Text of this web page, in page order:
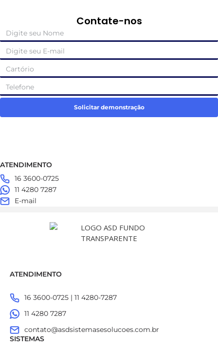
Contate-nos
Solicitar demonstração
ATENDIMENTO
16 3600-0725
11 4280 7287
E-mail
ATENDIMENTO
16 3600-0725 | 11 4280-7287
11 4280 7287
contato@asdsistemasesolucoes.com.br
SISTEMAS